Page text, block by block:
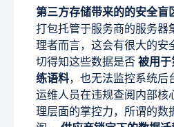
第三方存储带来的的安全盲
打包托管于服务商的服务器
理者而言，这会有很大的安
切得知这些数据是否被用
练语料，也无法监控系统后
运维人员在违规查阅内部核
理层面的掌控力，所谓的数